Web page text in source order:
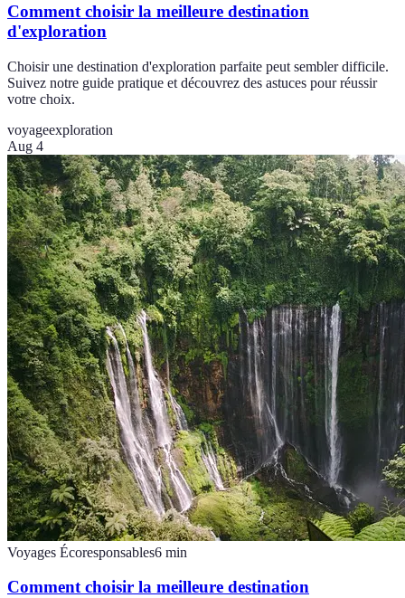
Comment choisir la meilleure destination
d'exploration
Choisir une destination d'exploration parfaite peut sembler difficile.
Suivez notre guide pratique et découvrez des astuces pour réussir
votre choix.
voyageexploration
Aug 4
Voyages Écoresponsables6 min
Comment choisir la meilleure destination